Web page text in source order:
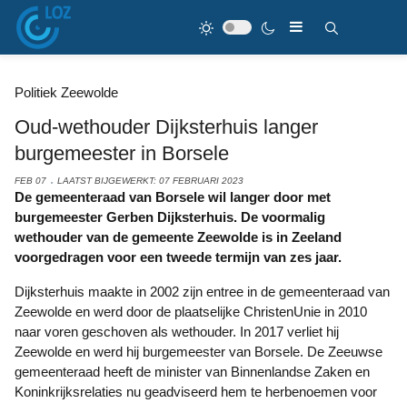
Politiek Zeewolde
Oud-wethouder Dijksterhuis langer
burgemeester in Borsele
FEB 07 LAATST BIJGEWERKT: 07 FEBRUARI 2023
De gemeenteraad van Borsele wil langer door met
burgemeester Gerben Dijksterhuis. De voormalig
wethouder van de gemeente Zeewolde is in Zeeland
voorgedragen voor een tweede termijn van zes jaar.
Dijksterhuis maakte in 2002 zijn entree in de gemeenteraad van
Zeewolde en werd door de plaatselijke ChristenUnie in 2010
naar voren geschoven als wethouder. In 2017 verliet hij
Zeewolde en werd hij burgemeester van Borsele. De Zeeuwse
gemeenteraad heeft de minister van Binnenlandse Zaken en
Koninkrijksrelaties nu geadviseerd hem te herbenoemen voor